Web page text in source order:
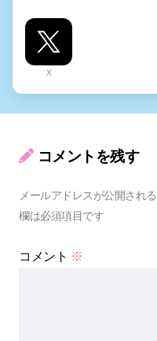
X
コメントを残す
メールアドレスが公開され
欄は必須項目です
コメント ※